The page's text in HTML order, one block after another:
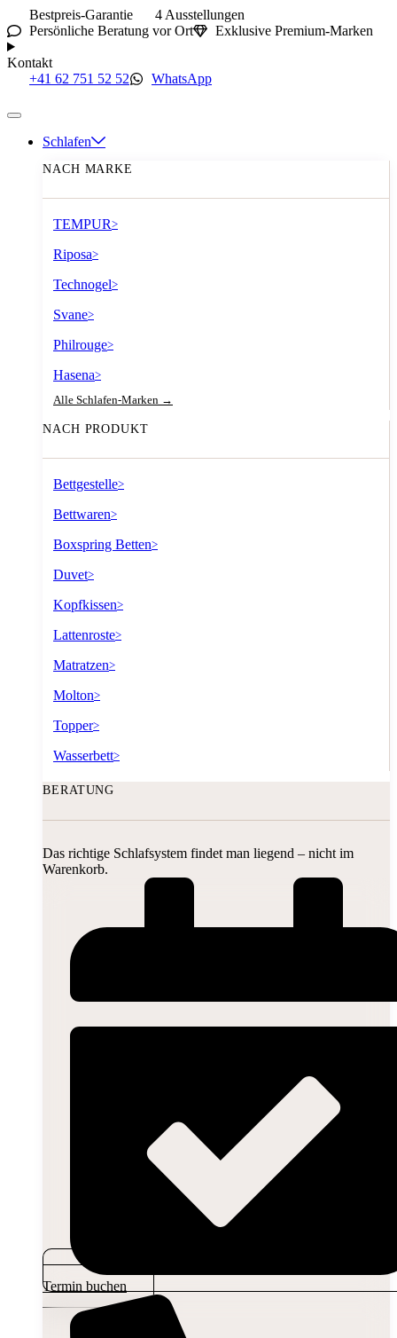
Bestpreis-Garantie
4 Ausstellungen
Persönliche Beratung vor Ort
Exklusive Premium-Marken
Kontakt
+41 62 751 52 52
WhatsApp
Schlafen
NACH MARKE
TEMPUR>
Riposa>
Technogel>
Svane>
Philrouge>
Hasena>
Alle Schlafen-Marken →
NACH PRODUKT
Bettgestelle>
Bettwaren>
Boxspring Betten>
Duvet>
Kopfkissen>
Lattenroste>
Matratzen>
Molton>
Topper>
Wasserbett>
BERATUNG
Das richtige Schlafsystem findet man liegend – nicht im
Warenkorb.
Termin buchen